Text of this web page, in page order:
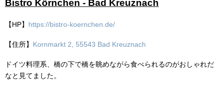
Bistro Körnchen - Bad Kreuznach
【HP】 https://bistro-koernchen.de/
【住所】 Kornmarkt 2, 55543 Bad Kreuznach
ドイツ料理系、橋の下で橋を眺めながら食べられるのがおしゃれだ
なと見てました。